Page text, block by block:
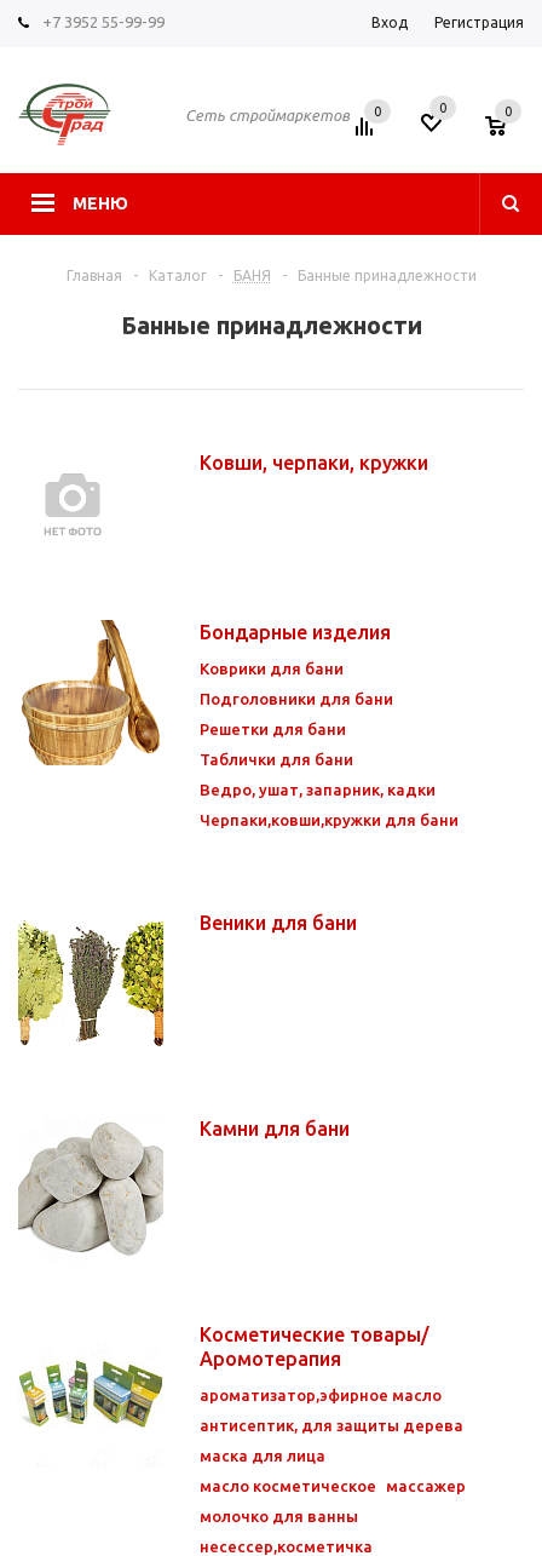
+7 3952 55-99-99 Вход Регистрация
Сеть строймаркетов
МЕНЮ
0 0 0
Главная - Каталог - БАНЯ - Банные принадлежности
Банные принадлежности
Ковши, черпаки, кружки
Бондарные изделия
Коврики для бани
Подголовники для бани
Решетки для бани
Таблички для бани
Ведро, ушат, запарник, кадки
Черпаки,ковши,кружки для бани
Веники для бани
Камни для бани
Косметические товары/
Аромотерапия
ароматизатор,эфирное масло
антисептик, для защиты дерева
маска для лица
масло косметическое
массажер
молочко для ванны
несессер,косметичка